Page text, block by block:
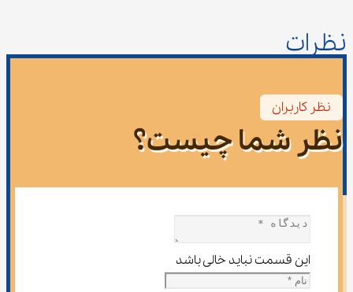
نظرات
نظر کاربران
نظر شما چیست؟
این قسمت نباید خالی باشد